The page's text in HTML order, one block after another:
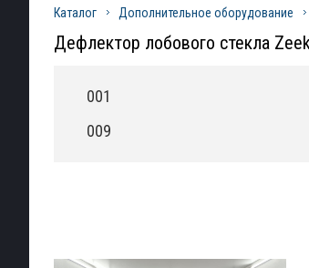
Каталог Дополнительное оборудование
Дефлектор лобового стекла
001
009